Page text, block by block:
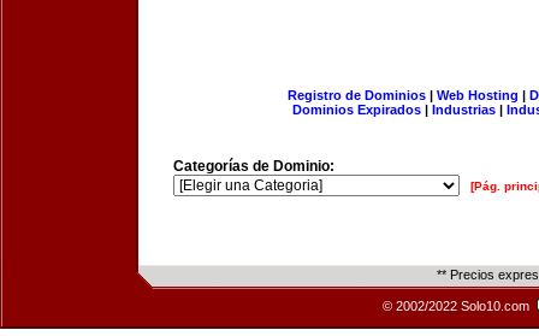
Registro de Dominios| Web Hosting |
Dominios Expirados | Industrias |
Categorías de Dominio:
[Pág.
** Precios
© 2002/2022 Solo10.com